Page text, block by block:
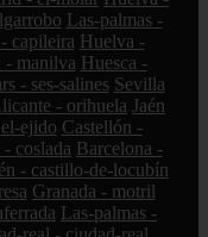
Las-palmas -
capileira Huelva -
- manilva Huesca -
- ses-salines Sevilla
- orihuela Jaén
ejido Castellón -
coslada Barcelona -
- castillo-de-locubín
Granada - motril
Las-palmas -